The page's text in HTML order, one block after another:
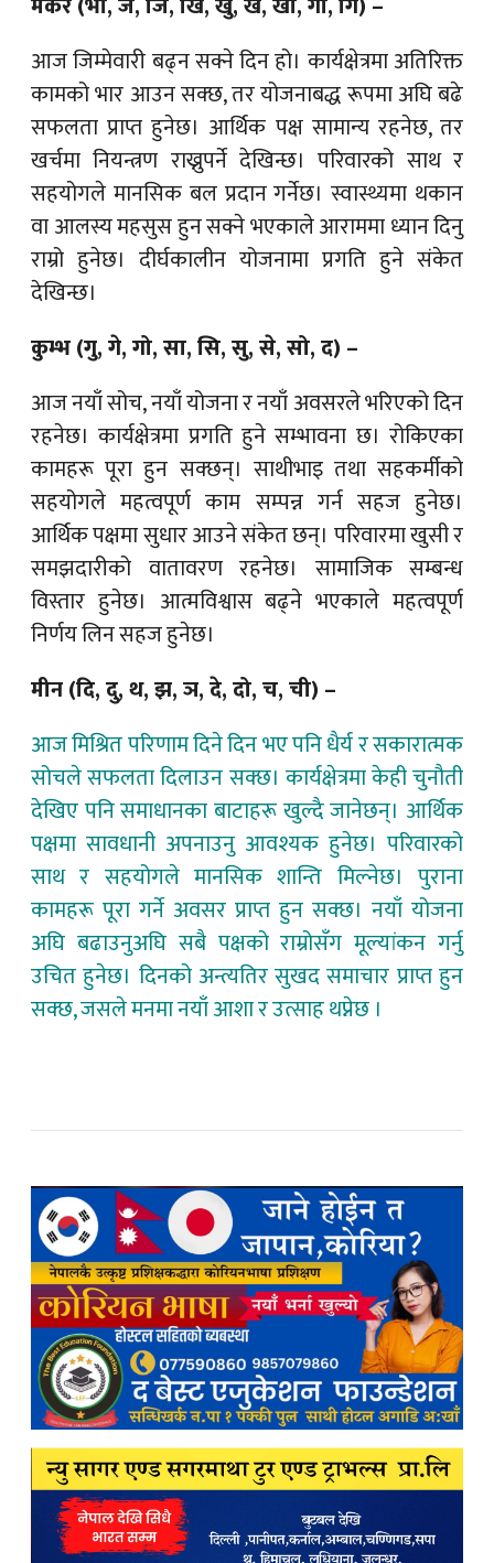
आज जिम्मेवारी बढ्न सक्ने दिन हो। कार्यक्षेत्रमा अतिरिक्त
कामको भार आउन सक्छ, तर योजनाबद्ध रूपमा अघि बढे
सफलता प्राप्त हुनेछ। आर्थिक पक्ष सामान्य रहनेछ, तर
खर्चमा नियन्त्रण राख्नुपर्ने देखिन्छ। परिवारको साथ र
सहयोगले मानसिक बल प्रदान गर्नेछ। स्वास्थ्यमा थकान
वा आलस्य महसुस हुन सक्ने भएकाले आराममा ध्यान दिनु
राम्रो हुनेछ। दीर्घकालीन योजनामा प्रगति हुने संकेत
देखिन्छ।
कुम्भ (गु, गे, गो, सा, सि, सु, से, सो, द) –
आज नयाँ सोच, नयाँ योजना र नयाँ अवसरले भरिएको दिन
रहनेछ। कार्यक्षेत्रमा प्रगति हुने सम्भावना छ। रोकिएका
कामहरू पूरा हुन सक्छन्। साथीभाइ तथा सहकर्मीको
सहयोगले महत्वपूर्ण काम सम्पन्न गर्न सहज हुनेछ।
आर्थिक पक्षमा सुधार आउने संकेत छन्। परिवारमा खुसी र
समझदारीको वातावरण रहनेछ। सामाजिक सम्बन्ध
विस्तार हुनेछ। आत्मविश्वास बढ्ने भएकाले महत्वपूर्ण
निर्णय लिन सहज हुनेछ।
मीन (दि, दु, थ, झ, ञ, दे, दो, च, ची) –
आज मिश्रित परिणाम दिने दिन भए पनि धैर्य र सकारात्मक
सोचले सफलता दिलाउन सक्छ। कार्यक्षेत्रमा केही चुनौती
देखिए पनि समाधानका बाटाहरू खुल्दै जानेछन्। आर्थिक
पक्षमा सावधानी अपनाउनु आवश्यक हुनेछ। परिवारको
साथ र सहयोगले मानसिक शान्ति मिल्नेछ। पुराना
कामहरू पूरा गर्ने अवसर प्राप्त हुन सक्छ। नयाँ योजना
अघि बढाउनुअघि सबै पक्षको राम्रोसँग मूल्यांकन गर्नु
उचित हुनेछ। दिनको अन्त्यतिर सुखद समाचार प्राप्त हुन
सक्छ, जसले मनमा नयाँ आशा र उत्साह थप्नेछ ।